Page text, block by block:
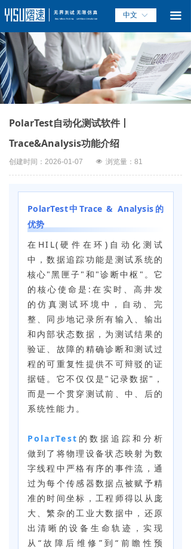
ꀅ
中文 끀
PolarTest自动化测试软件丨
Trace&Analysis功能介绍
PolarTest中Trace & Analysis的
优势
在HIL(硬件在环)自动化测试
中，数据追踪功能是测试系统的
核心"黑匣子"和"诊断中枢"。它
的核心使命是:在实时、高井发
的仿真测试环境中，自动、完
整、同步地记录所有输入、输出
和内部状态数据，为测试结果的
验证、故障的精确诊断和测试过
程的可重复性提供不可辩驳的证
据链。它不仅仅是"记录数据"，
而是一个贯穿测试前、中、后的
系统性能力。
PolarTest 的数据追踪和分析
做到了将物理设备状态映射为数
字线程中严格有序的事件流，通
过为每个传感器数据点被赋予精
准的时间坐标，工程师得以从庞
大、繁杂的工业大数据中，还原
出清晰的设备生命轨迹，实现
从“故障后维修”到“前瞻性预
创建时间： 2026-01-07 넶 浏览量： 81